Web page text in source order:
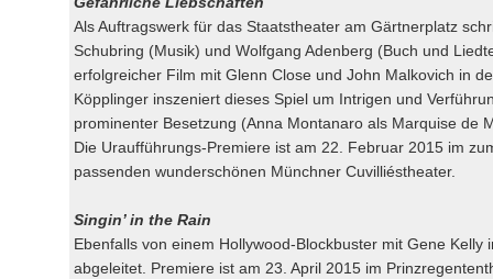
Als Auftragswerk für das Staatstheater am Gärtnerplatz
Schubring (Musik) und Wolfgang Adenberg (Buch und
erfolgreicher Film mit Glenn Close und John Malkovich in
Köpplinger inszeniert dieses Spiel um Intrigen und
prominenter Besetzung (Anna Montanaro als Marquise de
Die Uraufführungs-Premiere ist am 22. Februar 2015 im
passenden wunderschönen Münchner Cuvilliéstheater.
Singin’ in the Rain
Ebenfalls von einem Hollywood-Blockbuster mit Gene
abgeleitet. Premiere ist am 23. April 2015 im